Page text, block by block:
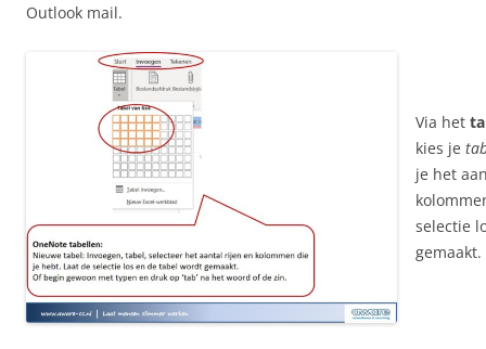
Outlook mail.
Via het
kies je
je het
selectie
gemaakt.